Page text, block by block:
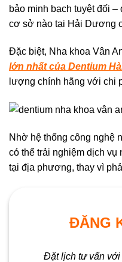
bảo minh bạch tuyệt đối
cơ sở nào tại Hải Dương
Đặc biệt, Nha khoa Vân
lớn nhất của Dentium
lượng chính hãng với chi
Nhờ hệ thống công nghệ
có thể trải nghiệm dịch vụ
tại địa phương, thay vì
ĐĂNG
Đặt lịch tư vấn